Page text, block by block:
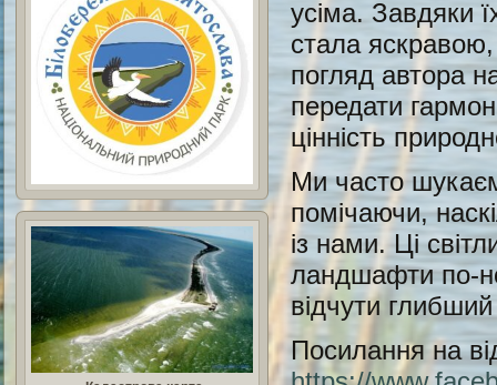
усіма. Завдяки
стала
погляд автора
передати
цінність
Ми часто
помічаючи,
із нами. Ці
ландшафти по-
відчути
Посилання на